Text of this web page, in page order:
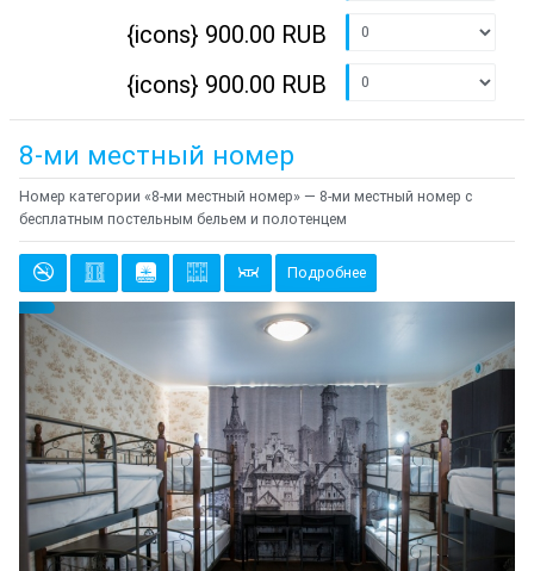
{icons} 900.00 RUB
{icons} 900.00 RUB
8-ми местный номер
Номер категории «8-ми местный номер» — 8-ми местный номер с
бесплатным постельным бельем и полотенцем
Подробнее
{clt_left} 6 Количество
Предыдущий